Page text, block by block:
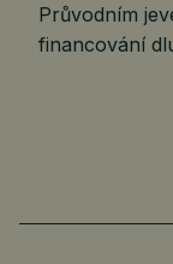
Průvodním
financování